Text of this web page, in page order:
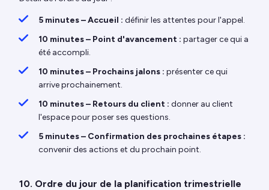
5 minutes – Accueil : définir les attentes pour l'appel.
10 minutes – Point d'avancement : partager ce qui a
été accompli.
10 minutes – Prochains jalons : présenter ce qui
arrive prochainement.
10 minutes – Retours du client : donner au client
l'espace pour poser ses questions.
5 minutes – Confirmation des prochaines étapes :
convenir des actions et du prochain point.
10. Ordre du jour de la planification trimestrielle